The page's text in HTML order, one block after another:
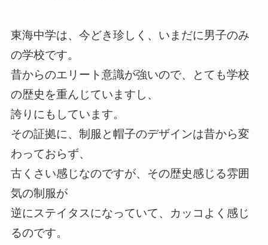
東海中学は、今どき珍しく、いまだに男子のみ
の学校です。
昔からのエリート意識が強いので、とても学校
の歴史を重んじていますし、
誇りにもしています。
その証拠に、制服と帽子のデザインは昔から変
わっておらず、
古くさい感じなのですが、その歴史感じる雰囲
気の制服が
逆にステイタスになっていて、カッコよく感じ
るのです。